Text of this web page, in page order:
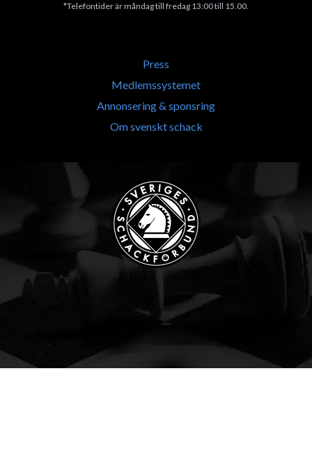
*Telefontider är måndag till fredag 13:00 till 15.00.
Press
Medlemssystemet
Annonsering & sponsring
Om svenskt schack